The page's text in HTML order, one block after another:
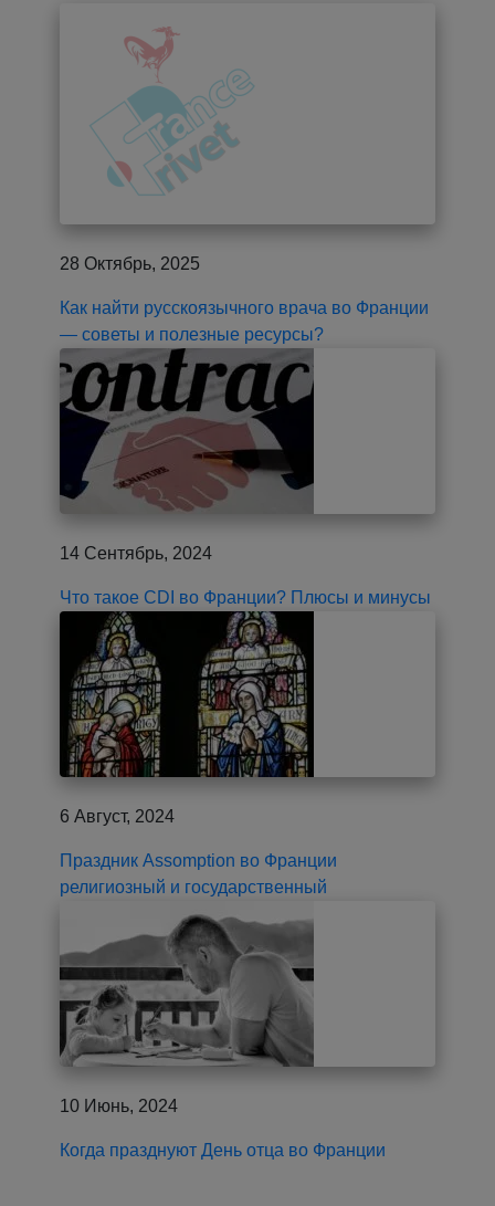
28 Октябрь, 2025
Как найти русскоязычного врача во Франции
— советы и полезные ресурсы?
14 Сентябрь, 2024
Что такое CDI во Франции? Плюсы и минусы
6 Август, 2024
Праздник Assomption во Франции
религиозный и государственный
10 Июнь, 2024
Когда празднуют День отца во Франции